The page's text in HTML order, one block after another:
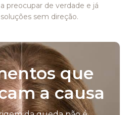
preocupar de verdade e já
sem direção.
que
a causa